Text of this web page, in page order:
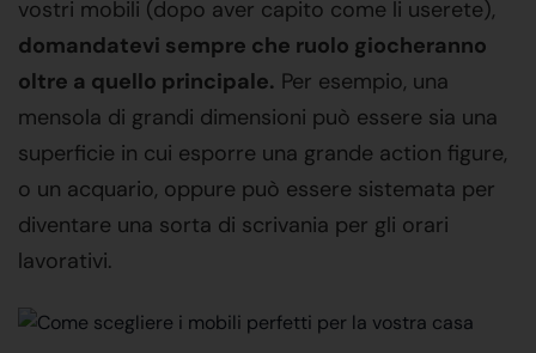
vostri mobili (dopo aver capito come li userete),
domandatevi sempre che ruolo giocheranno
oltre a quello principale. Per esempio, una
mensola di grandi dimensioni può essere sia una
superficie in cui esporre una grande action figure,
o un acquario, oppure può essere sistemata per
diventare una sorta di scrivania per gli orari
lavorativi.